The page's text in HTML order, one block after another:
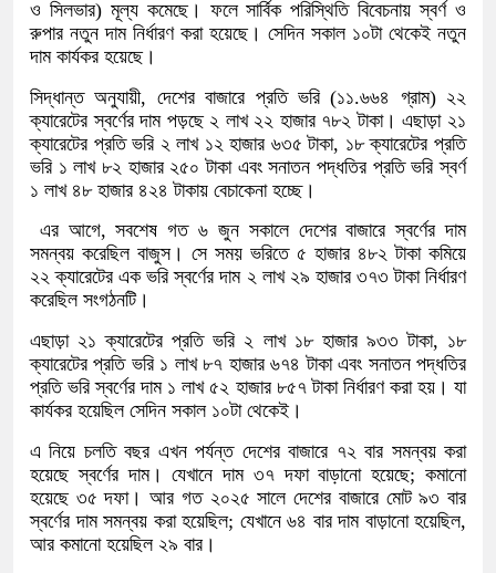
ও সিলভার) মূল্য কমেছে। ফলে সার্বিক পরিস্থিতি বিবেচনায় স্বর্ণ ও
রুপার নতুন দাম নির্ধারণ করা হয়েছে। সেদিন সকাল ১০টা থেকেই নতুন
দাম কার্যকর হয়েছে।
সিদ্ধান্ত অনুযায়ী, দেশের বাজারে প্রতি ভরি (১১.৬৬৪ গ্রাম) ২২
ক্যারেটের স্বর্ণের দাম পড়ছে ২ লাখ ২২ হাজার ৭৮২ টাকা। এছাড়া ২১
ক্যারেটের প্রতি ভরি ২ লাখ ১২ হাজার ৬৩৫ টাকা, ১৮ ক্যারেটের প্রতি
ভরি ১ লাখ ৮২ হাজার ২৫০ টাকা এবং সনাতন পদ্ধতির প্রতি ভরি স্বর্ণ
১ লাখ ৪৮ হাজার ৪২৪ টাকায় বেচাকেনা হচ্ছে।
এর আগে, সবশেষ গত ৬ জুন সকালে দেশের বাজারে স্বর্ণের দাম
সমন্বয় করেছিল বাজুস। সে সময় ভরিতে ৫ হাজার ৪৮২ টাকা কমিয়ে
২২ ক্যারেটের এক ভরি স্বর্ণের দাম ২ লাখ ২৯ হাজার ৩৭৩ টাকা নির্ধারণ
করেছিল সংগঠনটি।
এছাড়া ২১ ক্যারেটের প্রতি ভরি ২ লাখ ১৮ হাজার ৯৩৩ টাকা, ১৮
ক্যারেটের প্রতি ভরি ১ লাখ ৮৭ হাজার ৬৭৪ টাকা এবং সনাতন পদ্ধতির
প্রতি ভরি স্বর্ণের দাম ১ লাখ ৫২ হাজার ৮৫৭ টাকা নির্ধারণ করা হয়। যা
কার্যকর হয়েছিল সেদিন সকাল ১০টা থেকেই।
এ নিয়ে চলতি বছর এখন পর্যন্ত দেশের বাজারে ৭২ বার সমন্বয় করা
হয়েছে স্বর্ণের দাম। যেখানে দাম ৩৭ দফা বাড়ানো হয়েছে; কমানো
হয়েছে ৩৫ দফা। আর গত ২০২৫ সালে দেশের বাজারে মোট ৯৩ বার
স্বর্ণের দাম সমন্বয় করা হয়েছিল; যেখানে ৬৪ বার দাম বাড়ানো হয়েছিল,
আর কমানো হয়েছিল ২৯ বার।